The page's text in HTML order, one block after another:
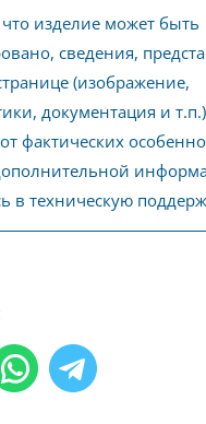
изделие может быть
сведения,
(изображение,
документация и
фактических
в техническую